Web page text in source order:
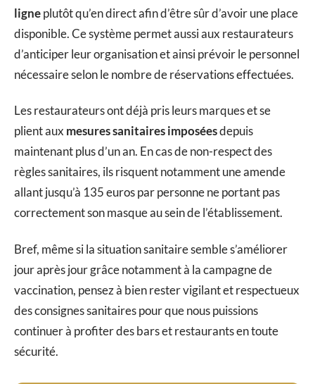
ligneplutôt qu’en direct afin d’être sûr d’avoir une place
disponible. Ce système permet aussi aux restaurateurs
d’anticiper leur organisation et ainsi prévoir le personnel
nécessaire selon le nombre de réservations effectuées.
Les restaurateurs ont déjà pris leurs marques et se
plient aux mesures sanitaires imposéesdepuis
maintenant plus d’un an. En cas de non-respect des
règles sanitaires, ils risquent notamment une amende
allant jusqu’à 135 euros par personne ne portant pas
correctement son masque au sein de l’établissement.
Bref, même si la situation sanitaire semble s’améliorer
jour après jour grâce notamment à la campagne de
vaccination, pensez à bien rester vigilant et respectueux
des consignes sanitaires pour que nous puissions
continuer à profiter des bars et restaurants en toute
sécurité.